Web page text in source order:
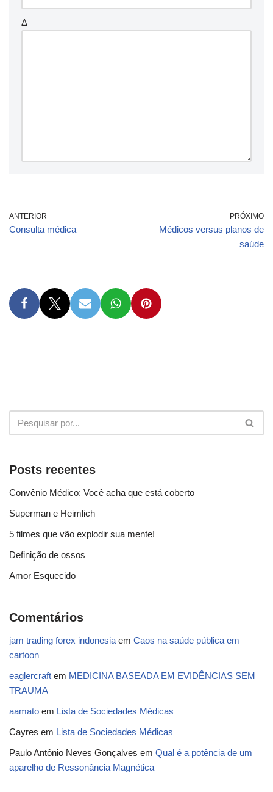
Δ
ANTERIOR
Consulta médica
PRÓXIMO
Médicos versus planos de
saúde
Posts recentes
Convênio Médico: Você acha que está coberto
Superman e Heimlich
5 filmes que vão explodir sua mente!
Definição de ossos
Amor Esquecido
Comentários
jam trading forex indonesiaem Caos na saúde pública em
cartoon
eaglercraft em MEDICINA BASEADA EM EVIDÊNCIAS SEM
TRAUMA
aamato em Lista de Sociedades Médicas
Cayres em Lista de Sociedades Médicas
Paulo Antônio Neves Gonçalves em Qual é a potência de um
aparelho de Ressonância Magnética